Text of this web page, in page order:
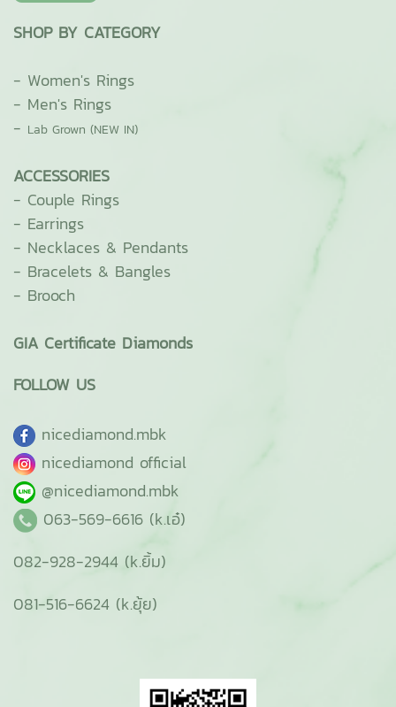
SHOP BY CATEGORY
- Women's Rings
- Men's Rings
- Lab Grown (NEW IN)
ACCESSORIES
- Couple Rings
- Earrings
- Necklaces & Pendants
- Bracelets & Bangles
- Brooch
GIA Certificate Diamonds
FOLLOW US
nicediamond.mbk
nicediamond official
@nicediamond.mbk
063-569-6616 (k.เอ๋)
082-928-2944 (k.ยิ้ม)
081-516-6624 (k.ยุ้ย)